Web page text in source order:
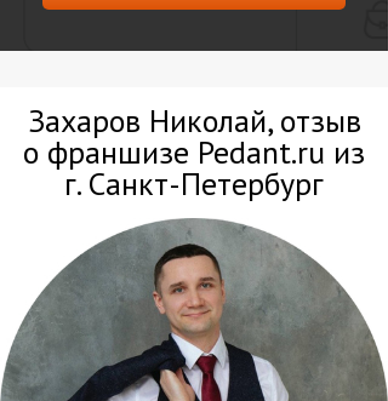
Захаров Николай, отзыв
о франшизе Pedant.ru из
г. Санкт-Петербург